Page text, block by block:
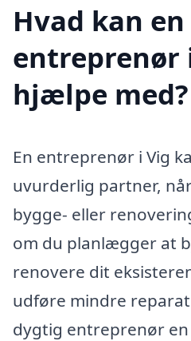
Hvad kan en
entreprenør
hjælpe med?
En entreprenør i Vig
uvurderlig partner,
bygge- eller
om du planlægger at
renovere dit
udføre mindre
dygtig entreprenør